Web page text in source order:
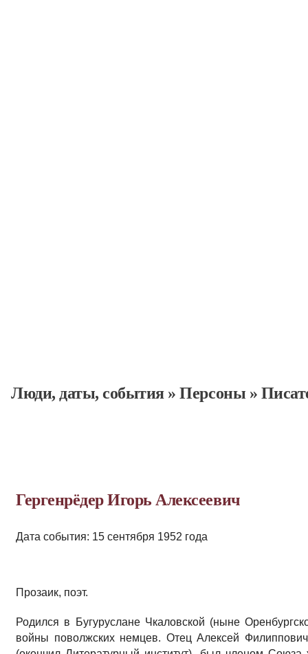
Люди, даты, cобытия»Персоны »
Гергенрёдер Игорь Алексеевич
Дата события: 15 сентября 1952 года
Прозаик, поэт.
Родился в Бугуруслане Чкаловской (ныне
войны поволжских немцев. Отец Алексей